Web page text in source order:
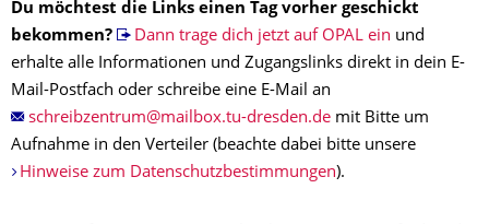
Du möchtest die Links einen Tag vorher geschickt
bekommen?
Dann trage dich jetzt auf OPAL ein und
erhalte alle Informationen und Zugangslinks direkt in dein E-
Mail-Postfach oder schreibe eine E-Mail an
mit Bitte um
Aufnahme in den Verteiler (beachte dabei bitte unsere
Hinweise zum Datenschutzbestimmungen).